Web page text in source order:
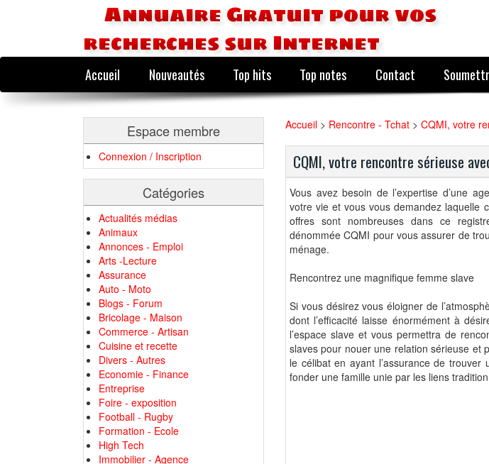
Annuaire Gratuit pour vos
recherches sur Internet
Accueil Nouveautés Top hits Top notes Contact
Espace membre
Connexion / Inscription
Catégories
Actualités médias
Animaux
Annonces - Emploi
Arts -Lecture
Assurance
Auto - Moto
Blogs - Forum
Bricolage - Maison
Commerce - Artisan
Cuisine et recette
Divers - Autres
Economie - Finance
Entreprise
Foire - exposition
Football - Rugby
Formation - Ecole
High Tech
Immobilier - Agence
Accueil > Rencontre - Tchat > CQMI, votre
CQMI, votre rencontre sérieuse
Vous avez besoin de l’expertise d’une
votre vie et vous vous demandez laquelle
offres sont nombreuses dans ce
dénommée CQMI pour vous assurer de
ménage.
Rencontrez une magnifique femme slave
Si vous désirez vous éloigner de
dont l’efficacité laisse énormément à
l’espace slave et vous permettra de
slaves pour nouer une relation sérieuse et
le célibat en ayant l’assurance de
fonder une famille unie par les liens